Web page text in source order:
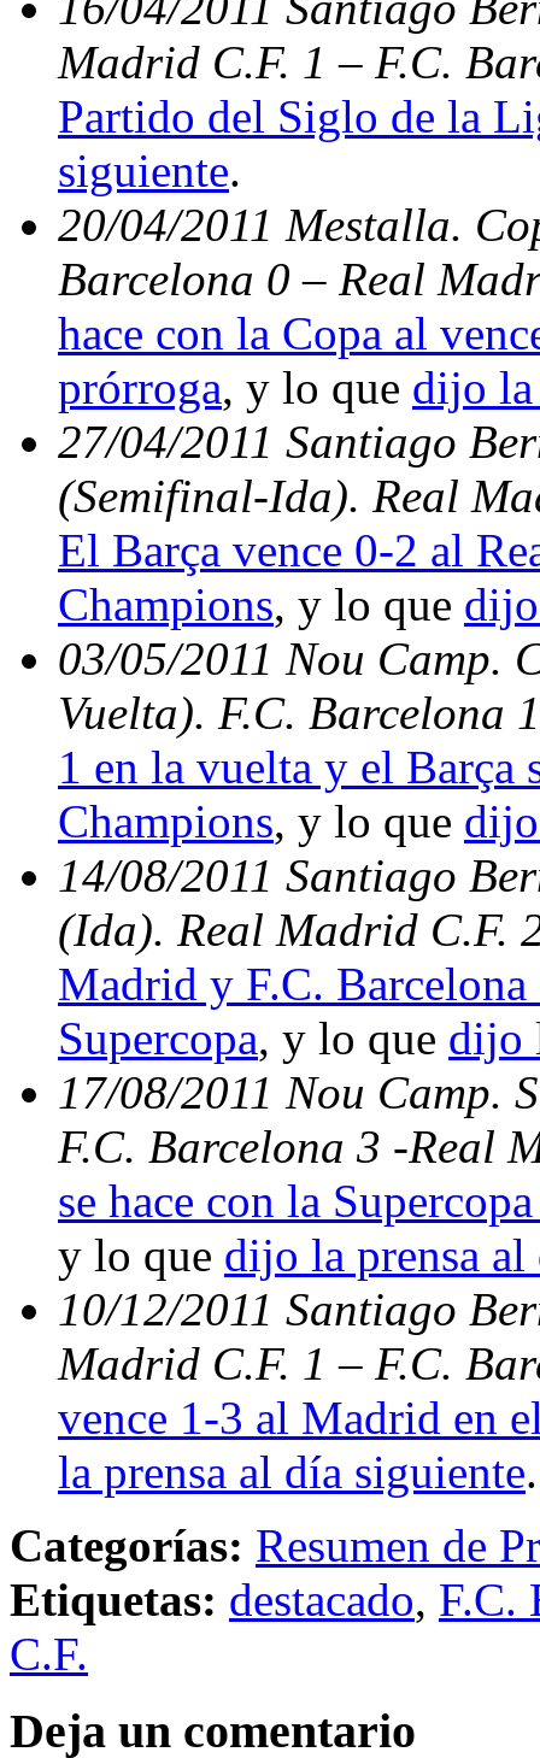
Madrid C.F. 1 – F.C.
Partido del Siglo de la
siguiente.
20/04/2011 Mestalla.
Barcelona 0 – Real
hace con la Copa al
prórroga, y lo que dijo la
27/04/2011 Santiago
(Semifinal-Ida). Real
El Barça vence 0-2 al
Champions, y lo que
03/05/2011 Nou Camp.
Vuelta). F.C. Barcelona
1 en la vuelta y el Barça
Champions, y lo que
14/08/2011 Santiago
(Ida). Real Madrid C.F.
Madrid y F.C. Barcelona
Supercopa, y lo que dijo
17/08/2011 Nou Camp.
F.C. Barcelona 3 -Real
se hace con la
y lo que dijo la prensa
10/12/2011 Santiago
Madrid C.F. 1 – F.C.
vence 1-3 al Madrid en
la prensa al día siguiente.
Categorías: Resumen de
Etiquetas: destacado, F.C.
C.F.
Deja un comentario